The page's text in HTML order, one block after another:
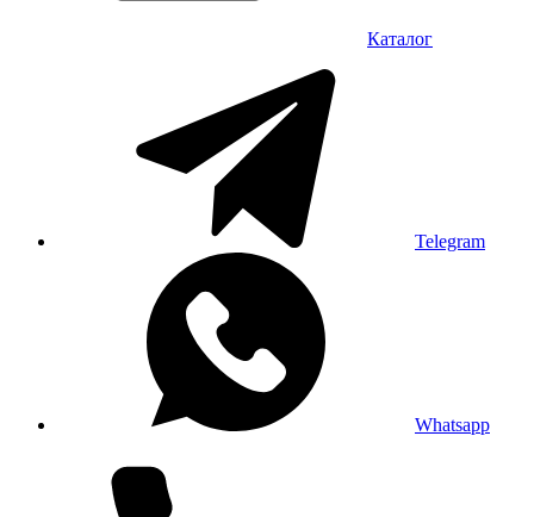
Каталог
Telegram
Whatsapp